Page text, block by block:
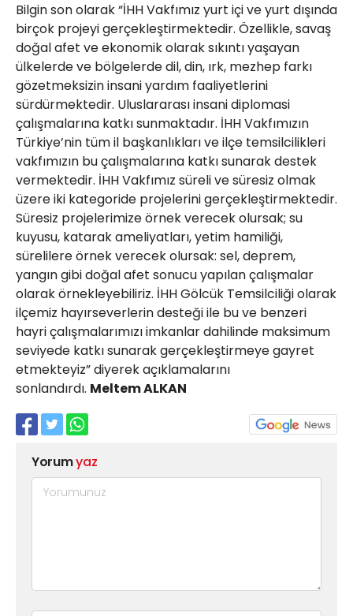
Bilgin son olarak “İHH Vakfımız yurt içi ve yurt dışında
birçok projeyi gerçekleştirmektedir. Özellikle, savaş
doğal afet ve ekonomik olarak sıkıntı yaşayan
ülkelerde ve bölgelerde dil, din, ırk, mezhep farkı
gözetmeksizin insani yardım faaliyetlerini
sürdürmektedir. Uluslararası insani diplomasi
çalışmalarına katkı sunmaktadır. İHH Vakfımızın
Türkiye’nin tüm il başkanlıkları ve ilçe temsilcilikleri
vakfımızın bu çalışmalarına katkı sunarak destek
vermektedir. İHH Vakfımız süreli ve süresiz olmak
üzere iki kategoride projelerini gerçekleştirmektedir.
Süresiz projelerimize örnek verecek olursak; su
kuyusu, katarak ameliyatları, yetim hamiliği,
sürelilere örnek verecek olursak: sel, deprem,
yangın gibi doğal afet sonucu yapılan çalışmalar
olarak örnekleyebiliriz. İHH Gölcük Temsilciliği olarak
ilçemiz hayırseverlerin desteği ile bu ve benzeri
hayri çalışmalarımızı imkanlar dahilinde maksimum
seviyede katkı sunarak gerçekleştirmeye gayret
etmekteyiz” diyerek açıklamalarını
sonlandırdı. Meltem ALKAN
Yorumyaz